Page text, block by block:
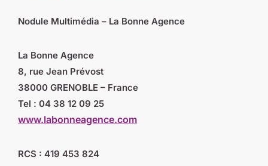
Nodule Multimédia – La Bonne Agence
La Bonne Agence
8, rue Jean Prévost
38000 GRENOBLE – France
Tel : 04 38 12 09 25
www.labonneagence.com
RCS : 419 453 824